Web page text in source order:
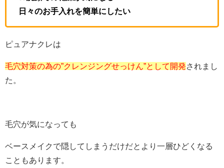
日々のお手入れを簡単にしたい
ピュアナクレは
毛穴対策の為の”クレンジングせっけん”として開発されまし
た。
毛穴が気になっても
ベースメイクで隠してしまうだけだとより一層ひどくなる
こともあります。